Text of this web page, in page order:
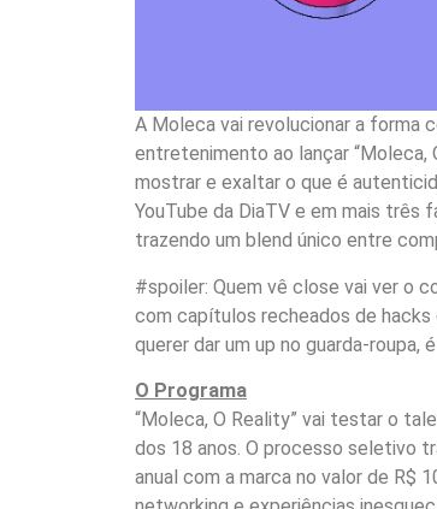
A Moleca vai revolucionar a forma
entretenimento ao lançar “Moleca,
mostrar e exaltar o que é
YouTube da DiaTV e em mais três
trazendo um blend único entre
#spoiler: Quem vê close vai ver o
com capítulos recheados de
querer dar um up no guarda-roupa,
O Programa
“Moleca, O Reality” vai testar o
dos 18 anos. O processo seletivo
anual com a marca no valor de R$